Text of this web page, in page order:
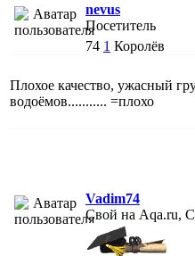
nevus
Посетитель
74 1 Королёв
Плохое качество, ужасный
водоёмов........... =плохо
Vadim74
Свой на Aqa.ru,